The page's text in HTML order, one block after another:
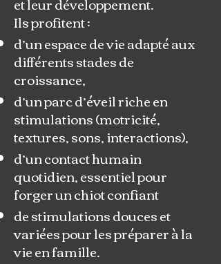
Ils profitent :
d’un espace de vie adapté aux
différents stades de
croissance,
d’un parc d’éveil riche en
stimulations (motricité,
textures, sons, interactions),
d’un contact humain
quotidien, essentiel pour
forger un chiot confiant
de stimulations douces et
variées pour les préparer à la
vie en famille.